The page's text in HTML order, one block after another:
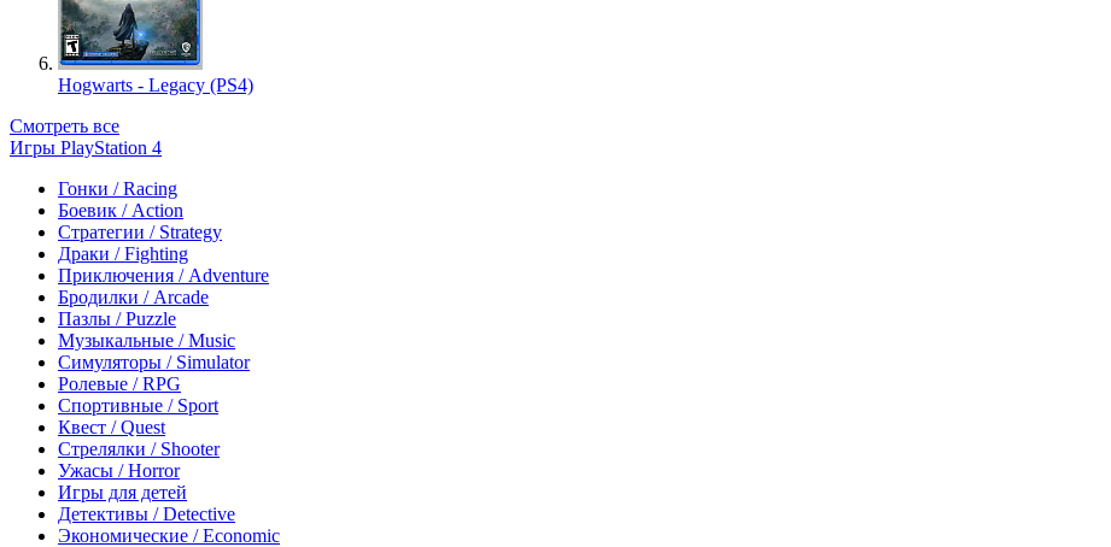
Hogwarts - Legacy (PS4)
Смотреть все
Игры PlayStation 4
Гонки / Racing
Боевик / Action
Стратегии / Strategy
Драки / Fighting
Приключения / Adventure
Бродилки / Arcade
Пазлы / Puzzle
Музыкальные / Music
Симуляторы / Simulator
Ролевые / RPG
Спортивные / Sport
Квест / Quest
Стрелялки / Shooter
Ужасы / Horror
Игры для детей
Детективы / Detective
Экономические / Economic